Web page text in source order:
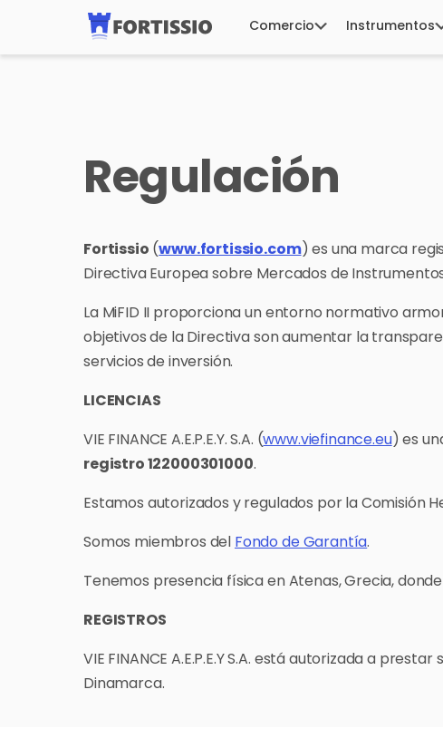
Comercio Instrumentos
Regulación
Fortissio (www.fortissio.com) es una marca
Directiva Europea sobre Mercados de
La MiFID II proporciona un entorno normativo
objetivos de la Directiva son aumentar la
servicios de inversión.
LICENCIAS
VIE FINANCE A.E.P.E.Y. S.A. (www.viefinance.eu) es
registro 122000301000.
Estamos autorizados y regulados por la Comisión
Somos miembros del Fondo de Garantía.
Tenemos presencia física en Atenas, Grecia,
REGISTROS
VIE FINANCE A.E.P.E.Y S.A. está autorizada a
Dinamarca.